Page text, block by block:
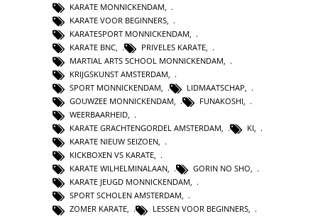
KARATE MONNICKENDAM
KARATE VOOR BEGINNERS
KARATESPORT MONNICKENDAM
KARATE BNC
PRIVELES KARATE
MARTIAL ARTS SCHOOL MONNICKENDAM
KRIJGSKUNST AMSTERDAM
SPORT MONNICKENDAM
LIDMAATSCHAP
GOUWZEE MONNICKENDAM
FUNAKOSHI
WEERBAARHEID,
KARATE GRACHTENGORDEL AMSTERDAM, KI,
KARATE NIEUW SEIZOEN,
KICKBOXEN VS KARATE,
KARATE WILHELMINALAAN, GORIN NO SHO,
KARATE JEUGD MONNICKENDAM,
SPORT SCHOLEN AMSTERDAM,
ZOMER KARATE, LESSEN VOOR BEGINNERS,